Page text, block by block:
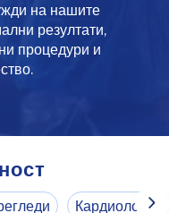
на нашите
резултати,
процедури и
Кардиология